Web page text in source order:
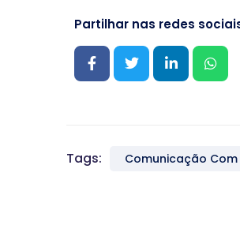
Partilhar nas redes
Tags: Comunicação Com